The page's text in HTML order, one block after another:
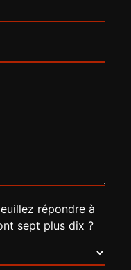
répondre à
sept plus dix ?